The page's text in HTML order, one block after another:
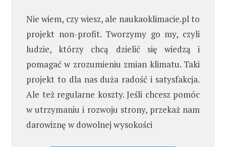
Nie wiem, czy wiesz, ale naukaoklimacie.pl to
projekt non-profit. Tworzymy go my, czyli
ludzie, którzy chcą dzielić się wiedzą i
pomagać w zrozumieniu zmian klimatu. Taki
projekt to dla nas duża radość i satysfakcja.
Ale też regularne koszty. Jeśli chcesz pomóc
w utrzymaniu i rozwoju strony, przekaż nam
darowiznę w dowolnej wysokości